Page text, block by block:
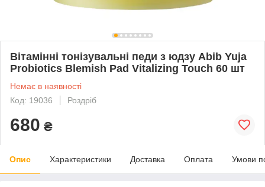
Вітамінні тонізувальні педи з юдзу Abib Yuja
Probiotics Blemish Pad Vitalizing Touch 60 шт
Немає в наявності
Код: 19036
Роздріб
680 ₴
Опис Характеристики Доставка Оплата Умови